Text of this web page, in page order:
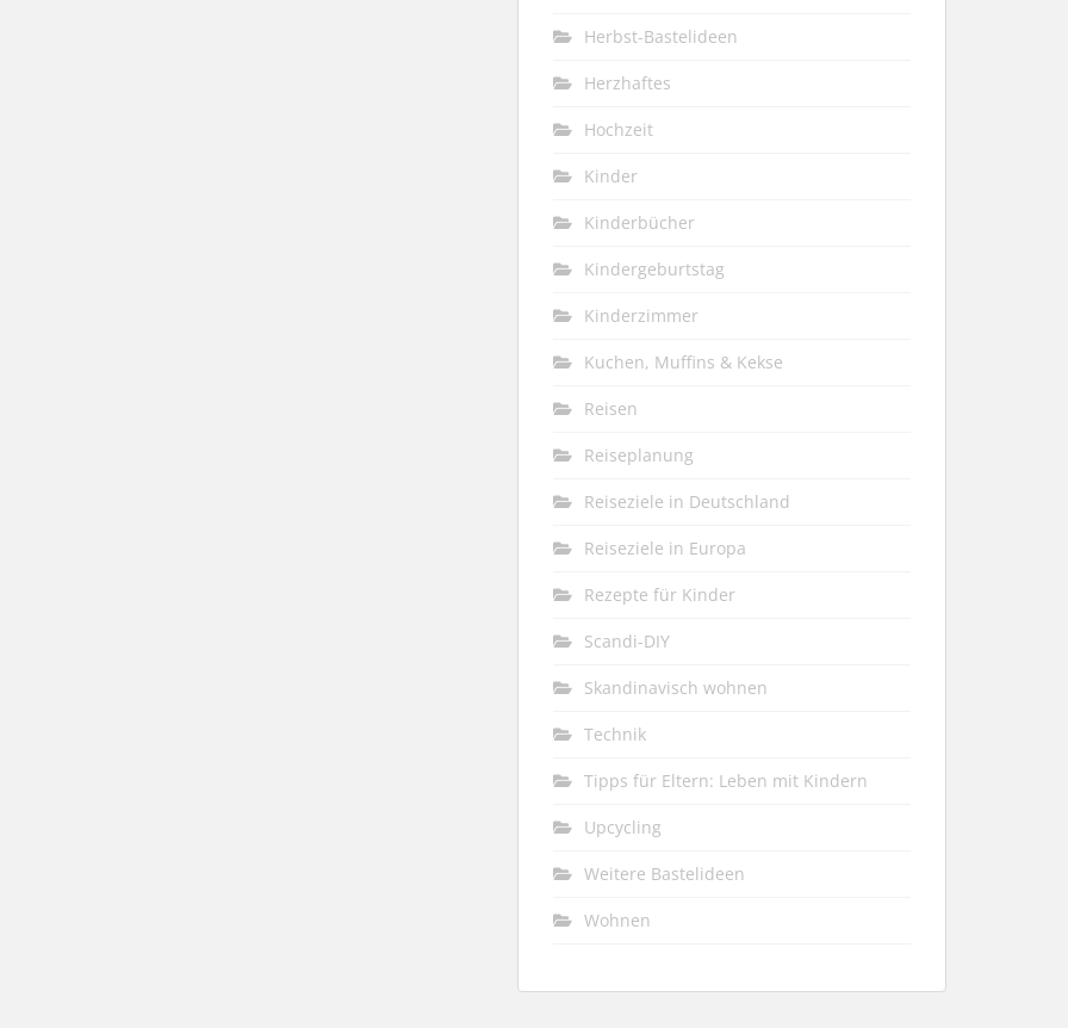
Herbst-Bastelideen
Herzhaftes
Hochzeit
Kinder
Kinderbücher
Kindergeburtstag
Kinderzimmer
Kuchen, Muffins & Kekse
Reisen
Reiseplanung
Reiseziele in Deutschland
Reiseziele in Europa
Rezepte für Kinder
Scandi-DIY
Skandinavisch wohnen
Technik
Tipps für Eltern: Leben mit Kindern
Upcycling
Weitere Bastelideen
Wohnen